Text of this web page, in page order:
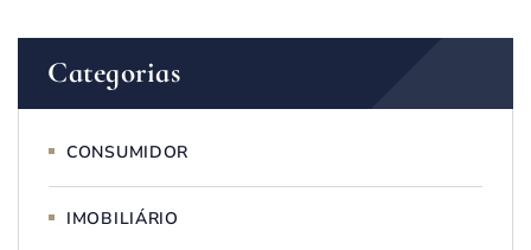
Categorias
CONSUMIDOR
IMOBILIÁRIO